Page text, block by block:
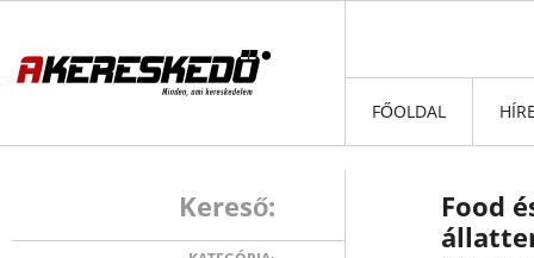
FŐOLDAL
Food
Kereső: